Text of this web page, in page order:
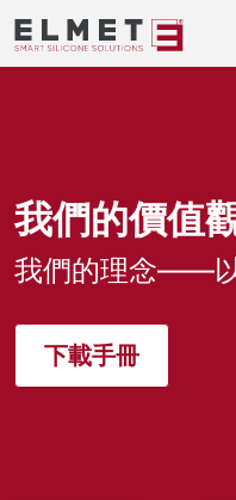
我們的價值
我們的理念——
下載手冊